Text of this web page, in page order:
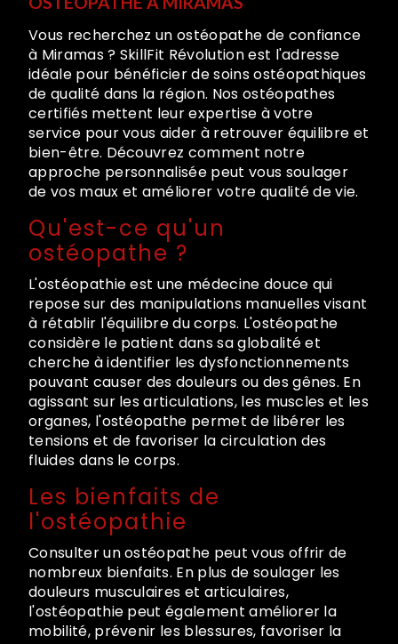
Vous recherchez un ostéopathe de confiance
à Miramas ? SkillFit Révolution est l'adresse
idéale pour bénéficier de soins ostéopathiques
de qualité dans la région. Nos ostéopathes
certifiés mettent leur expertise à votre
service pour vous aider à retrouver équilibre et
bien-être. Découvrez comment notre
approche personnalisée peut vous soulager
de vos maux et améliorer votre qualité de vie.
Qu'est-ce qu'un
ostéopathe ?
L'ostéopathie est une médecine douce qui
repose sur des manipulations manuelles visant
à rétablir l'équilibre du corps. L'ostéopathe
considère le patient dans sa globalité et
cherche à identifier les dysfonctionnements
pouvant causer des douleurs ou des gênes. En
agissant sur les articulations, les muscles et les
organes, l'ostéopathe permet de libérer les
tensions et de favoriser la circulation des
fluides dans le corps.
Les bienfaits de
l'ostéopathie
Consulter un ostéopathe peut vous offrir de
nombreux bienfaits. En plus de soulager les
douleurs musculaires et articulaires,
l'ostéopathie peut également améliorer la
mobilité, prévenir les blessures, favoriser la